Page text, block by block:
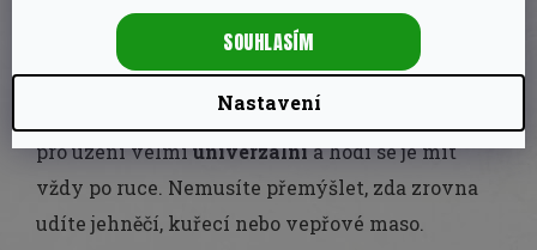
Nastavení
SOUHLASÍM
DETAILNÍ POPIS PRODUKTU
Dřevěné pelety Charcoal Blend Pit Boss
pro uzení velmiuniverzálnía hodí se je mít
vždy po ruce. Nemusíte přemýšlet, zda zrovna
udíte jehněčí, kuřecí nebo vepřové maso.